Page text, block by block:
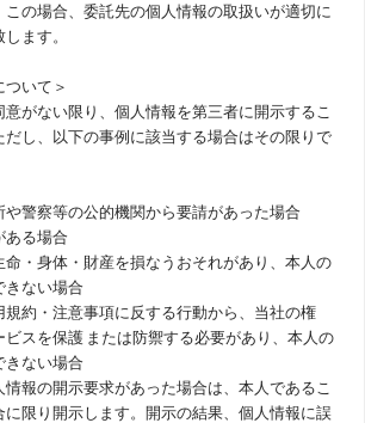
この場合、委託先の個人情報の取扱いが適切に
ます。
ついて＞
がない限り、個人情報を第三者に開示するこ
だし、以下の事例に該当する場合はその限りで
や警察等の公的機関から要請があった場合
ある場合
命・身体・財産を損なうおそれがあり、本人の
きない場合
規約・注意事項に反する行動から、当社の権
スを保護 または防禦する必要があり、本人の
きない場合
報の開示要求があった場合は、本人であるこ
に限り開示します。開示の結果、個人情報に誤